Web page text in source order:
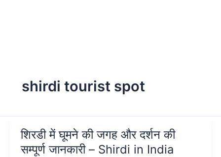
shirdi tourist spot
शिरडी में घूमने की जगह और दर्शन की
सम्पूर्ण जानकारी – Shirdi in India